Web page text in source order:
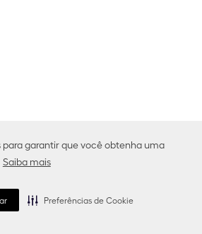
para garantir que você obtenha uma
Saiba mais
Preferências de Cookie